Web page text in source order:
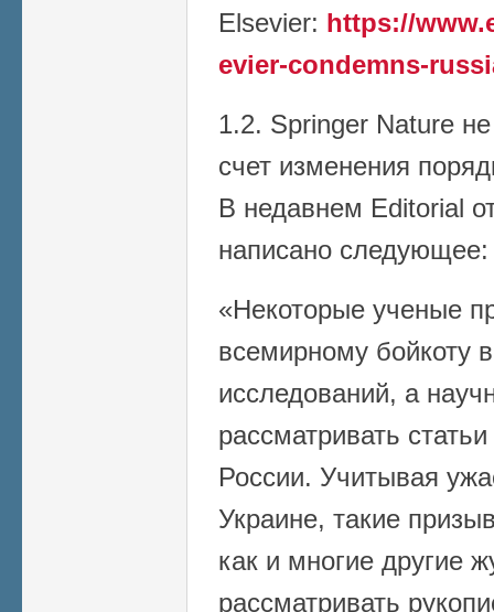
Elsevier: https://
evier-condemns-
1.2. Springer Nature
счет изменения
В недавнем Editorial
написано следующее:
«Некоторые ученые
всемирному бойкоту
исследований, а
рассматривать
России. Учитывая
Украине, такие
как и многие другие
рассматривать